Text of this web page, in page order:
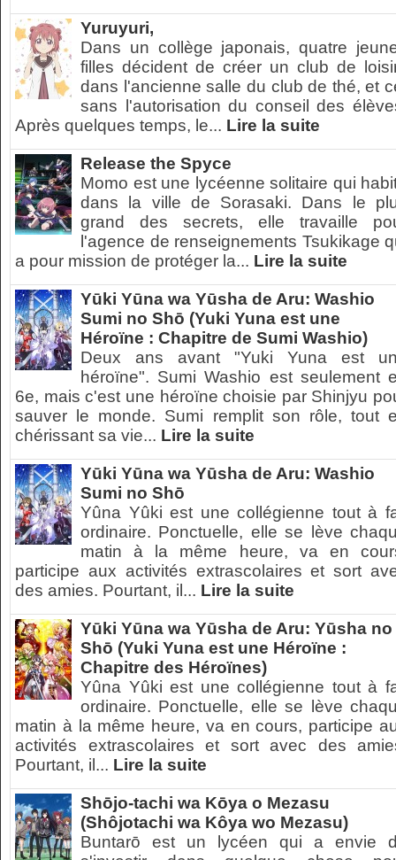
Yuruyuri,
Dans un collège japonais, quatre
filles décident de créer un club de
dans l'ancienne salle du club de thé, et
sans l'autorisation du conseil des
Après quelques temps, le... Lire la suite
Release the Spyce
Momo est une lycéenne solitaire qui
dans la ville de Sorasaki. Dans le
grand des secrets, elle travaille
l'agence de renseignements Tsukikage
a pour mission de protéger la... Lire la suite
Yūki Yūna wa Yūsha de Aru: Washio
Sumi no Shō (Yuki Yuna est une
Héroïne : Chapitre de Sumi Washio)
Deux ans avant "Yuki Yuna est
héroïne". Sumi Washio est seulement
6e, mais c'est une héroïne choisie par Shinjyu
sauver le monde. Sumi remplit son rôle, tout
chérissant sa vie... Lire la suite
Yūki Yūna wa Yūsha de Aru: Washio
Sumi no Shō
Yûna Yûki est une collégienne tout à
ordinaire. Ponctuelle, elle se lève
matin à la même heure, va en
participe aux activités extrascolaires et sort
des amies. Pourtant, il... Lire la suite
Yūki Yūna wa Yūsha de Aru: Yūsha no
Shō (Yuki Yuna est une Héroïne :
Chapitre des Héroïnes)
Yûna Yûki est une collégienne tout à
ordinaire. Ponctuelle, elle se lève
matin à la même heure, va en cours, participe
activités extrascolaires et sort avec des
Pourtant, il... Lire la suite
Shōjo-tachi wa Kōya o Mezasu
(Shôjotachi wa Kôya wo Mezasu)
Buntarō est un lycéen qui a envie